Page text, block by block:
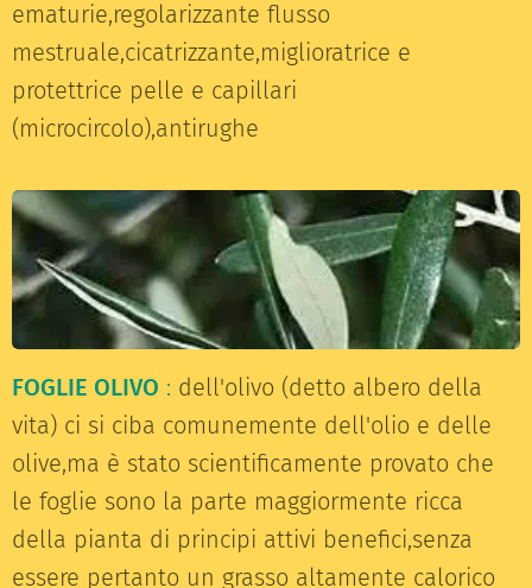
ematurie,regolarizzante flusso
mestruale,cicatrizzante,miglioratrice e
protettrice pelle e capillari
(microcircolo),antirughe
FOGLIE OLIVO : dell'olivo (detto albero della
vita) ci si ciba comunemente dell'olio e delle
olive,ma è stato scientificamente provato che
le foglie sono la parte maggiormente ricca
della pianta di principi attivi benefici,senza
essere pertanto un grasso altamente calorico